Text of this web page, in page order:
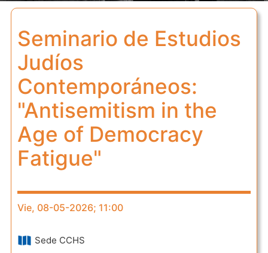
Seminario de Estudios
Judíos
Contemporáneos:
"Antisemitism in the
Age of Democracy
Fatigue"
Vie, 08-05-2026; 11:00
Sede CCHS